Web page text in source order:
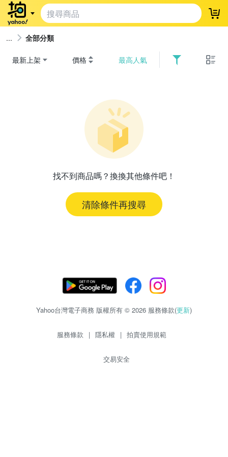
登
全部分類
最新上架 價格 最高人氣
找不到商品嗎？換換其他條件吧！
清除條件再搜尋
Yahoo台灣電子商務 版權所有 © 2026 服務條款(更新)
服務條款 | 隱私權 | 拍賣使用規範
交易安全